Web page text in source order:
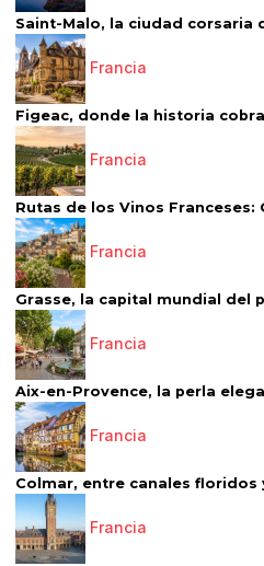
Saint-Malo, la ciudad corsaria
Francia
Figeac, donde la historia
Francia
Rutas de los Vinos Franceses:
Francia
Grasse, la capital mundial del
Francia
Aix-en-Provence, la perla
Francia
Colmar, entre canales floridos
Francia